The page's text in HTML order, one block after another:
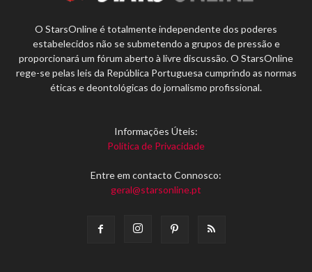
O StarsOnline é totalmente independente dos poderes
estabelecidos não se submetendo a grupos de pressão e
proporcionará um fórum aberto à livre discussão. O StarsOnline
rege-se pelas leis da República Portuguesa cumprindo as normas
éticas e deontológicas do jornalismo profissional.
Informações Úteis:
Política de Privacidade
Entre em contacto Connosco:
geral@starsonline.pt